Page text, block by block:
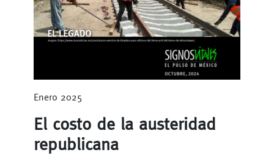
Enero 2025
El costo de la austeridad
republicana